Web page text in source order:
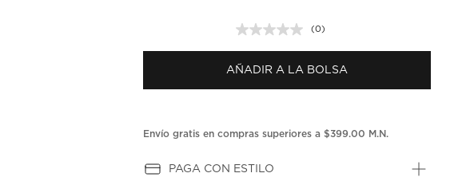
Sin
puntuación.
en
la
(0)
AÑADIR A LA BOLSA
Envío gratis en compras superiores a $399.00 M.N.
PAGA CON ESTILO